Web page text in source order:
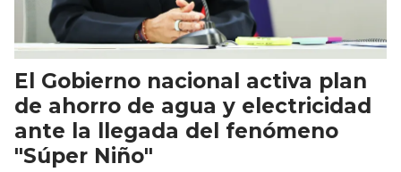
El Gobierno nacional activa plan
de ahorro de agua y electricidad
ante la llegada del fenómeno
"Súper Niño"